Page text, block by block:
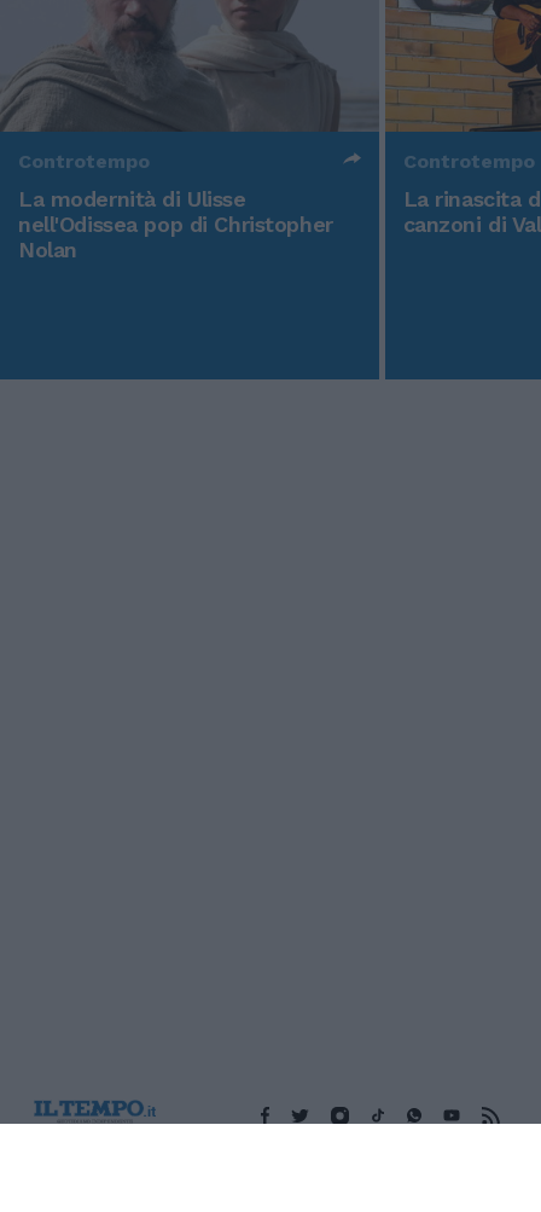
Controtempo
La modernità di Ulisse
nell'Odissea pop di Christopher
Nolan
Controtempo
La rinascita
canzoni di